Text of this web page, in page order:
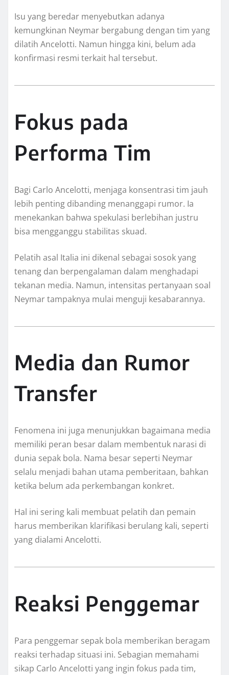
Isu yang beredar menyebutkan adanya
kemungkinan Neymar bergabung dengan tim yang
dilatih Ancelotti. Namun hingga kini, belum ada
konfirmasi resmi terkait hal tersebut.
Fokus pada
Performa Tim
Bagi Carlo Ancelotti, menjaga konsentrasi tim jauh
lebih penting dibanding menanggapi rumor. Ia
menekankan bahwa spekulasi berlebihan justru
bisa mengganggu stabilitas skuad.
Pelatih asal Italia ini dikenal sebagai sosok yang
tenang dan berpengalaman dalam menghadapi
tekanan media. Namun, intensitas pertanyaan soal
Neymar tampaknya mulai menguji kesabarannya.
Media dan Rumor
Transfer
Fenomena ini juga menunjukkan bagaimana media
memiliki peran besar dalam membentuk narasi di
dunia sepak bola. Nama besar seperti Neymar
selalu menjadi bahan utama pemberitaan, bahkan
ketika belum ada perkembangan konkret.
Hal ini sering kali membuat pelatih dan pemain
harus memberikan klarifikasi berulang kali, seperti
yang dialami Ancelotti.
Reaksi Penggemar
Para penggemar sepak bola memberikan beragam
reaksi terhadap situasi ini. Sebagian memahami
sikap Carlo Ancelotti yang ingin fokus pada tim,